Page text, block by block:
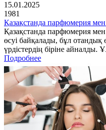
15.01.2025
1981
Қазақстанда парфюмерия мен
Қазақстанда парфюмерия мен
өсуі байқалады, бұл отандық
үрдістердің біріне айналды.
Подробнее